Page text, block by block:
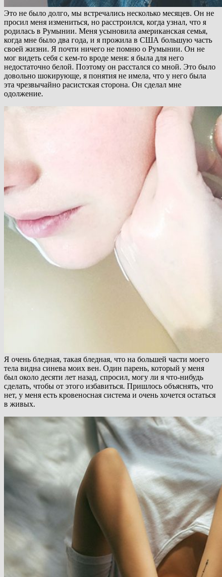
Это не было долго, мы встречались несколько месяцев. Он не
просил меня измениться, но расстроился, когда узнал, что я
родилась в Румынии. Меня усыновила американская семья,
когда мне было два года, и я прожила в США большую часть
своей жизни. Я почти ничего не помню о Румынии. Он не
мог видеть себя с кем-то вроде меня: я была для него
недостаточно белой. Поэтому он расстался со мной. Это было
довольно шокирующе, я понятия не имела, что у него была
эта чрезвычайно расистская сторона. Он сделал мне
одолжение.
Я очень бледная, такая бледная, что на большей части моего
тела видна синева моих вен. Один парень, который у меня
был около десяти лет назад, спросил, могу ли я что-нибудь
сделать, чтобы от этого избавиться. Пришлось объяснять, что
нет, у меня есть кровеносная система и очень хочется остаться
в живых.